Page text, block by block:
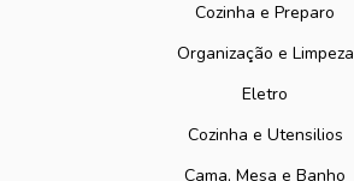
Cozinha e Preparo
Organização e Limpeza
Eletro
Cozinha e Utensilios
Cama, Mesa e Banho